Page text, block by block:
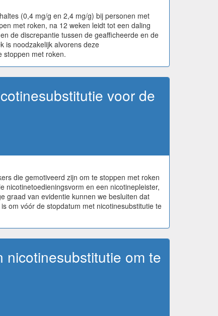
(0,4 mg/g en 2,4 mg/g) bij personen met
met roken, na 12 weken leidt tot een daling
de discrepantie tussen de geafficheerde en de
is noodzakelijk alvorens deze
stoppen met roken.
voor de
die gemotiveerd zijn om te stoppen met roken
nicotinetoedieningsvorm en een nicotinepleister,
graad van evidentie kunnen we besluiten dat
om vóór de stopdatum met nicotinesubstitutie te
nicotinesubstitutie om te